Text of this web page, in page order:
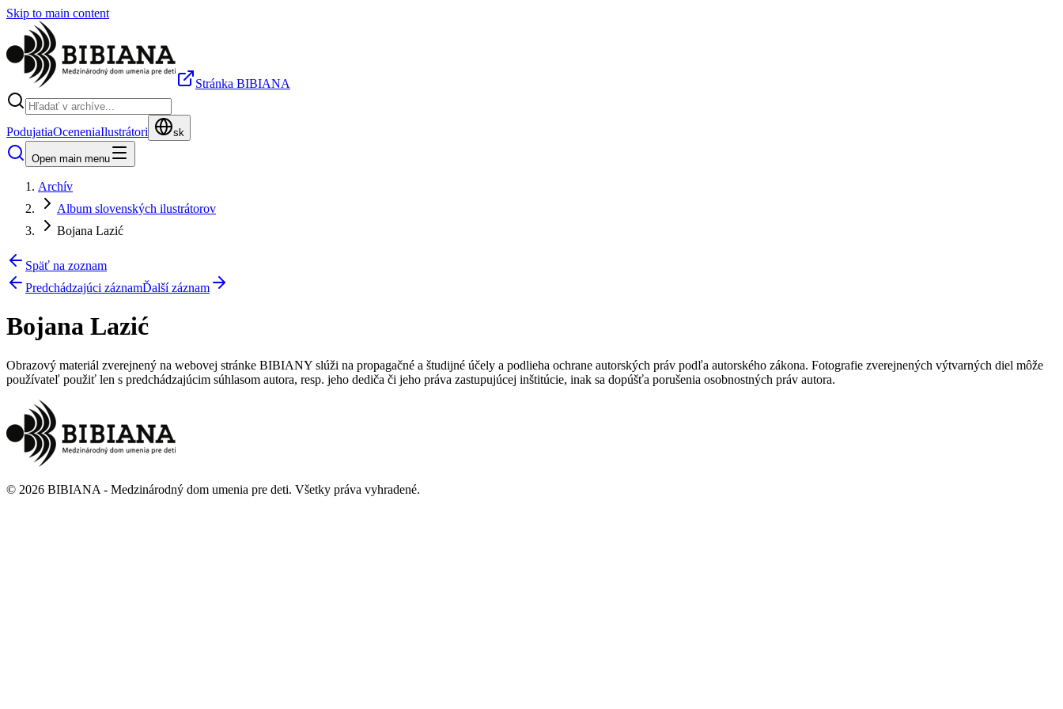
Skip to main content
Stránka BIBIANA
PodujatiaOceneniaIlustrátori sk
Open main menu
Archív
Album slovenských ilustrátorov
Bojana Lazić
Späť na zoznam
Predchádzajúci záznamĎalší záznam
Bojana Lazić
Obrazový materiál zverejnený na webovej stránke BIBIANY slúži na propagačné a študijné účely a podlieha ochrane autorských práv podľa autorského zákona. Fotografie zverejnených výtvarných diel môže
používateľ použiť len s predchádzajúcim súhlasom autora, resp. jeho dediča či jeho práva zastupujúcej inštitúcie, inak sa dopúšťa porušenia osobnostných práv autora.
© 2026 BIBIANA - Medzinárodný dom umenia pre deti. Všetky práva vyhradené.